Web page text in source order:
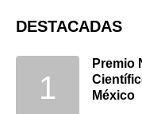
DESTACADAS
Premio
México